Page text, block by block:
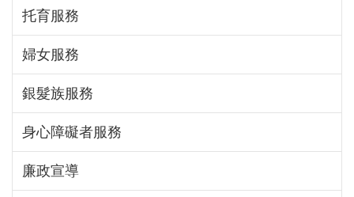
托育服務
婦女服務
銀髮族服務
身心障礙者服務
廉政宣導